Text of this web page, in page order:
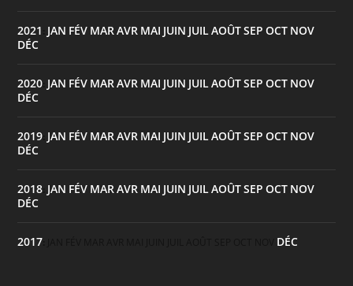
2021 JAN FÉV MARAVR MAI JUIN JUILAOÛTSEP OCT NOV
DÉC
2020 JAN FÉV MARAVR MAI JUIN JUILAOÛTSEP OCT NOV
DÉC
2019 JAN FÉV MARAVR MAI JUIN JUILAOÛTSEP OCT NOV
DÉC
2018 JAN FÉV MARAVR MAI JUIN JUILAOÛTSEP OCT NOV
DÉC
2017 DÉC